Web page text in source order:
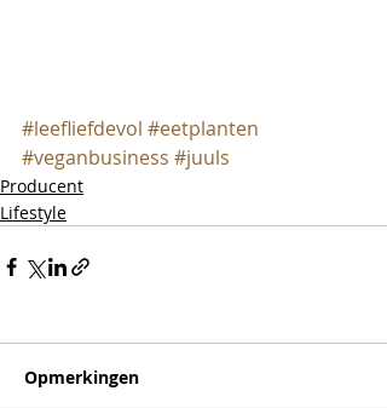
#leefliefdevol #eetplanten
#veganbusiness #juuls
Producent
Lifestyle
Opmerkingen